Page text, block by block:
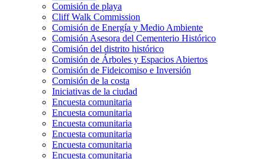
Comisión de playa
Cliff Walk Commission
Comisión de Energía y Medio Ambiente
Comisión Asesora del Cementerio Histórico
Comisión del distrito histórico
Comisión de Árboles y Espacios Abiertos
Comisión de Fideicomiso e Inversión
Comisión de la costa
Iniciativas de la ciudad
Encuesta comunitaria
Encuesta comunitaria
Encuesta comunitaria
Encuesta comunitaria
Encuesta comunitaria
Encuesta comunitaria